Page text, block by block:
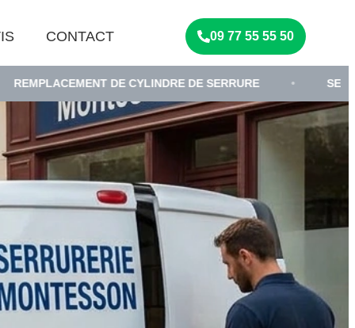
CONTACT 09 77 55 55 50
DE CYLINDRE DE SERRURE • SERRURIER